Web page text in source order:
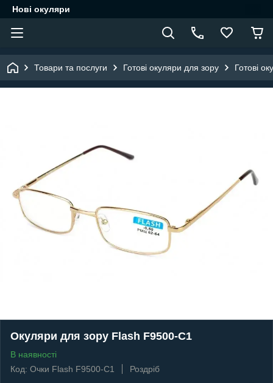
Нові окуляри
Товари та послуги Готові окуляри для зору Готові
Окуляри для зору Flash F9500-C1
В наявності
Код: Очки Flash F9500-C1
Роздріб